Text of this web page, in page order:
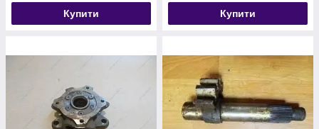
Купити Купити